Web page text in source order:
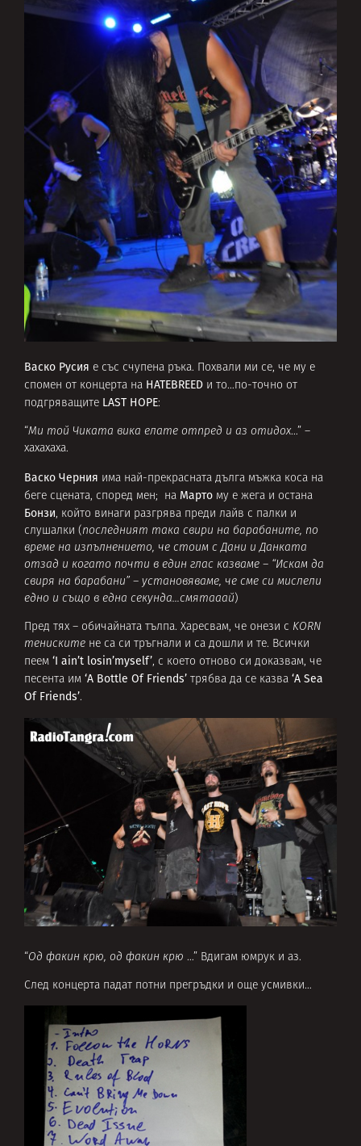
Васко Русия е със счупена ръка. Похвали ми се, че му е
спомен от концерта на HATEBRЕED и то…по-точно от
подгряващите LAST HOPE:
“Ми той Чиката вика елате отпред и аз отидох…” –
хахахаха.
Васко Черния има най-прекрасната дълга мъжка коса на
беге сцената, според мен; на Марто му е жега и остана
Бонзи, който винаги разгрява преди лайв с палки и
слушалки ( последният така свири на барабаните, по
време на изпълнението, че стоим с Дани и Данката
отзад и когато почти в един глас казваме – “Искам да
свиря на барабани” – установяваме, че сме си мислели
едно и също в една секунда…смятааай )
Пред тях – обичайната тълпа. Харесвам, че онези с KORN
тениските не са си тръгнали и са дошли и те. Всички
пеем ‘I ain’t losin’myself’, с което отново си доказвам, че
песента им ‘A Bottle Of Friends’ трябва да се казва ‘А Sea
Of Friends’.
“Од факин крю, од факин крю …” Вдигам юмрук и аз.
След концерта падат потни прегръдки и още усмивки…